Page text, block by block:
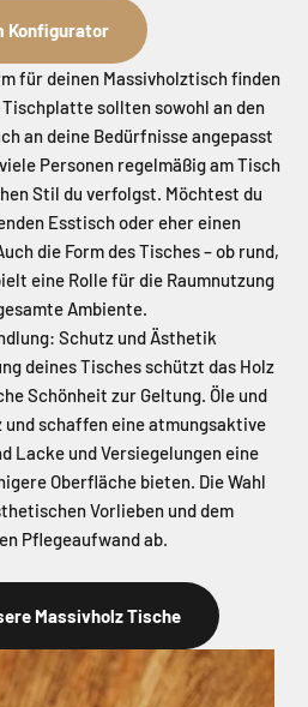
Konfigurator
für deinen Massivholztisch finden
sollten sowohl an den
an deine Bedürfnisse angepasst
Personen regelmäßig am Tisch
Stil du verfolgst. Möchtest du
Esstisch oder eher einen
die Form des Tisches – ob rund,
eine Rolle für die Raumnutzung
Ambiente.
Schutz und Ästhetik
deines Tisches schützt das Holz
Schönheit zur Geltung. Öle und
und schaffen eine atmungsaktive
Lacke und Versiegelungen eine
Oberfläche bieten. Die Wahl
Vorlieben und dem
Pflegeaufwand ab.
Massivholz Tische